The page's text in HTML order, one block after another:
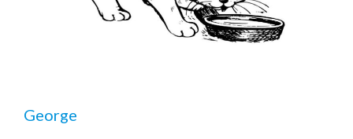
George